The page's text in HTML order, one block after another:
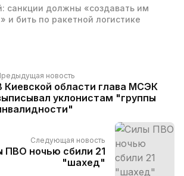
санкции должны «создавать им
и бить по ракетной логистике
новость
Киевской области глава МСЭК
уклонистам "группы
Следующая новость
ПВО ночью сбили 21
"шахед"